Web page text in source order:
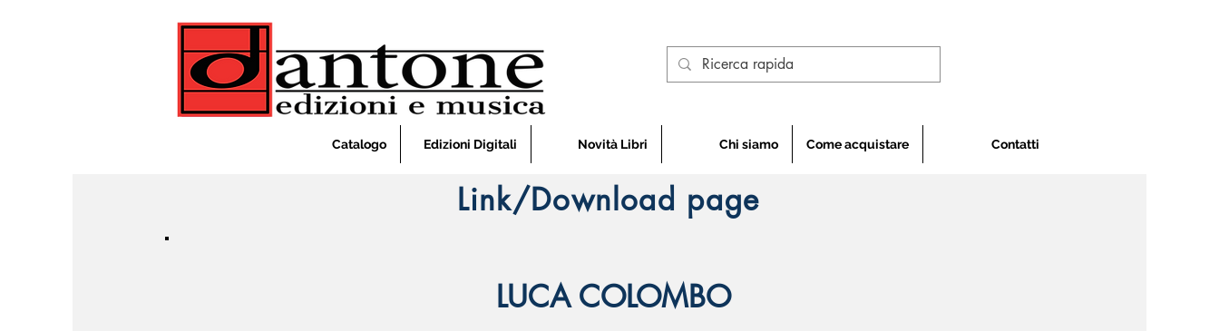
Catalogo Edizioni Digitali Novità Libri Chi siamo Come acquistare Contatti
LUCA COLOMBO
Link/Download page